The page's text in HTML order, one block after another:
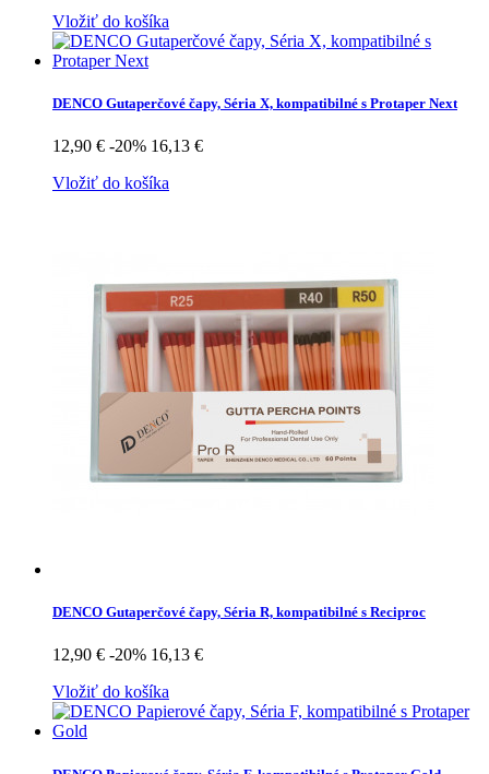
Vložiť do košíka
DENCO Gutaperčové čapy, Séria X, kompatibilné s Protaper Next
12,90 € -20% 16,13 €
Vložiť do košíka
DENCO Gutaperčové čapy, Séria R, kompatibilné s Reciproc
12,90 € -20% 16,13 €
Vložiť do košíka